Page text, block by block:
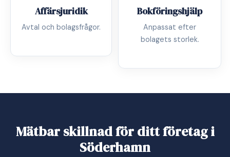
Affärsjuridik
Avtal och bolagsfrågor.
Bokföringshjälp
Anpassat efter
bolagets storlek.
Mätbar skillnad för ditt företag i
Söderhamn